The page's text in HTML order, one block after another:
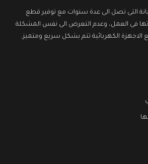
التى تصل الى عدة سنوات مع توفير قطع
فى العمل، وعدم التعرض الى نفس المشكلة
الاجهزة الكهربائية تتم بشكل سريع ومتميز.